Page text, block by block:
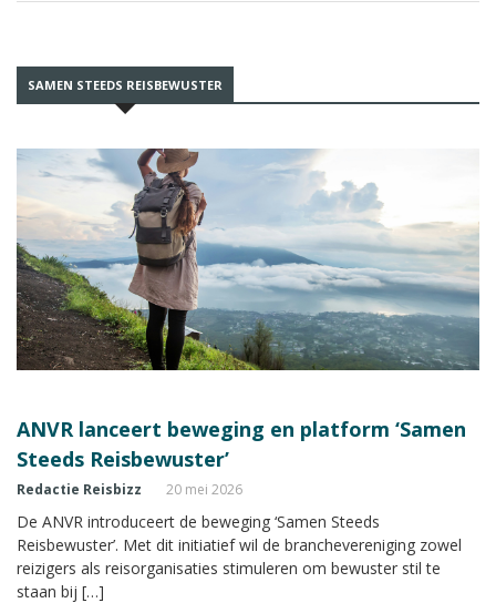
SAMEN STEEDS REISBEWUSTER
ANVR lanceert beweging en platform ‘Samen
Steeds Reisbewuster’
Redactie Reisbizz 20 mei 2026
De ANVR introduceert de beweging ‘Samen Steeds
Reisbewuster’. Met dit initiatief wil de branchevereniging zowel
reizigers als reisorganisaties stimuleren om bewuster stil te
staan bij […]